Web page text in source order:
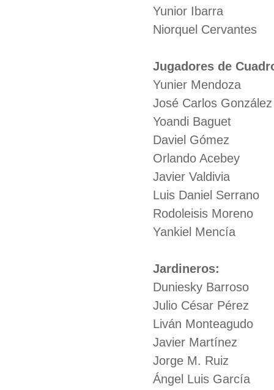
Yunior Ibarra
Niorquel Cervantes
Jugadores de
Yunier Mendoza
José Carlos González
Yoandi Baguet
Daviel Gómez
Orlando Acebey
Javier Valdivia
Luis Daniel Serrano
Rodoleisis Moreno
Yankiel Mencía
Jardineros:
Duniesky Barroso
Julio César Pérez
Liván Monteagudo
Javier Martínez
Jorge M. Ruiz
Ángel Luis García